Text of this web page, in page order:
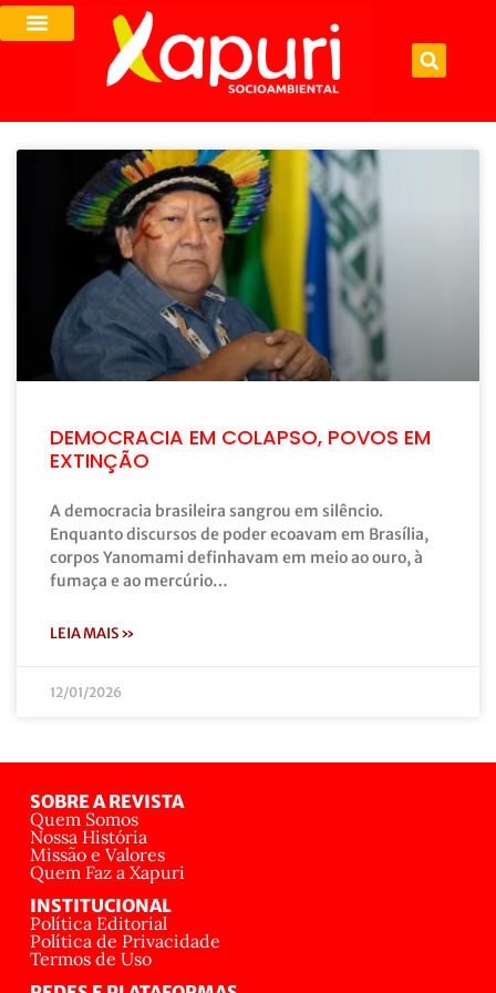
DEMOCRACIA EM COLAPSO, POVOS EM
EXTINÇÃO
A democracia brasileira sangrou em silêncio.
Enquanto discursos de poder ecoavam em Brasília,
corpos Yanomami definhavam em meio ao ouro, à
fumaça e ao mercúrio…
LEIA MAIS »
12/01/2026
SOBRE A REVISTA
Quem Somos
Nossa História
Missão e Valores
Quem Faz a Xapuri
INSTITUCIONAL
Política Editorial
Política de Privacidade
Termos de Uso